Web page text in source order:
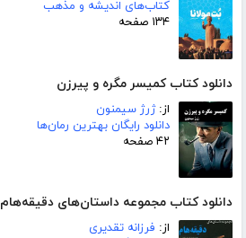
کتاب‌های اندیشه و مذهب
۱۳۴ صفحه
دانلود کتاب کمیسر مگره و پیرزن
از:ژرژ سیمنون
دانلود رایگان بهترین رمان‌ها
۴۲ صفحه
دانلود کتاب مجموعه داستان‌های دقیقه‌هام
از: فرزانه تقدیری